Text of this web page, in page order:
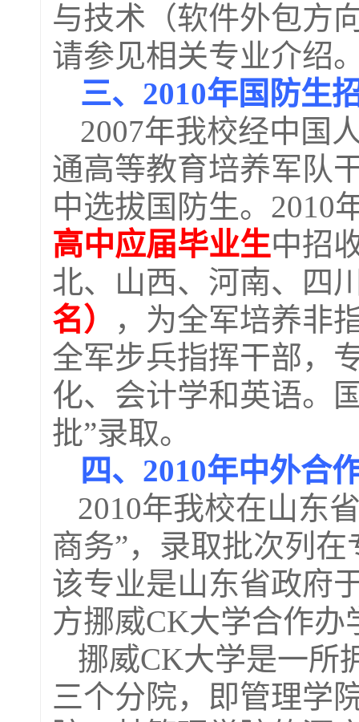
与技术（软件外包方
请参见相关专业介绍
三、 2010年国防生
2007年我校经中国
通高等教育培养军队
中选拔国防生。 2010
高中应届毕业生中招
北、山西、河南、四
名）
，为全军培养非
全军步兵指挥干部，
化、会计学和英语。
批”录取。
四、 2010年中外合
2010年我校在山东
商务”，录取批次列
该专业是山东省政府
方挪威CK大学合作办
挪威CK大学是一所
三个分院，即管理学